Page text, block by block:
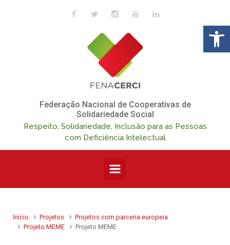
Federação Nacional de Cooperativas de
Solidariedade Social
Respeito, Solidariedade, Inclusão para as Pessoas
com Deficiência Intelectual
Início Projetos
Projetos com parceria europeia
Projeto MEME
Projeto MEME